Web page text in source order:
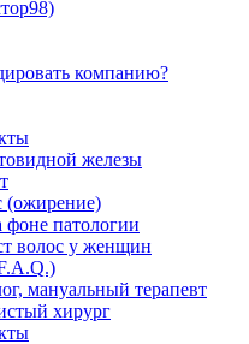
компанию?
железы
(ожирение)
фоне патологии
волос у женщин
мануальный терапевт
хирург